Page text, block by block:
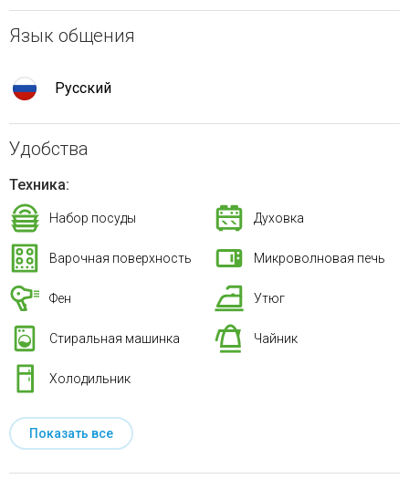
Язык общения
Русский
Удобства
Техника:
Набор посуды Духовка
Варочная поверхность Микроволновая печь
Фен Утюг
Стиральная машинка Чайник
Холодильник
Показать все